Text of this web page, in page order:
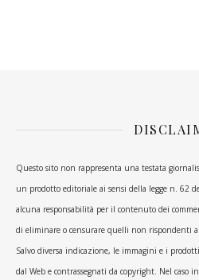
Questo sito non rappresenta una testata
un prodotto editoriale ai sensi della legge n. 62
alcuna responsabilità per il contenuto dei
di eliminare o censurare quelli non rispondenti
Salvo diversa indicazione, le immagini e i
dal Web e contrassegnati da copyright. Nel